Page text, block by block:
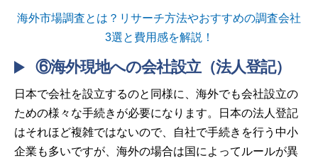
海外市場調査とは？リサーチ方法やおすすめの調査会社
3選と費用感を解説！
⑥海外現地への会社設立（法人登記）
日本で会社を設立するのと同様に、海外でも会社設立の
ための様々な手続きが必要になります。日本の法人登記
はそれほど複雑ではないので、自社で手続きを行う中小
企業も多いですが、海外の場合は国によってルールが異